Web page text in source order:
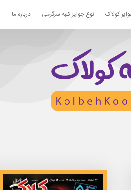
کولاک نوع جوایز کلبه سرگرمی درباره ما